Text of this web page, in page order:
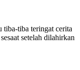
tiba-tiba teringat cerita
setelah dilahirkan